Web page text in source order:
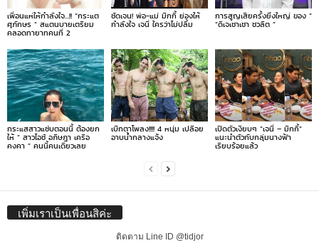
เพื่อนแห่ให้กำลังใจ…!! “กระแต
ศุภักษร ” สแตนบายเตรียม
คลอดทายาทคนที่ 2
ชัดเจน! พ่อ-แม่ มิกกี้ ย่องให้
กำลังใจ เจนี่ ใครว่าไม่ปลื้ม
การสูญเสียครั้งยิ่งใหญ่ ของ ”
“ดีเจเชาเชา ชวลิต ”
กระแสสาวแซ่บตอนนี้ ต้องยก
ให้ ” สาวไอซ์ อภิษฎา เครือ
คงคา ” คนนี้คนเดียวเลย
เบิกตาโพลง!!!! 4 หนุ่ม เปลือย
อาบน้ำกลางแจ้ง
เปิดตัวเงียบๆ “เจนี่ – มิกกี้”
แนะนำตัวกับกลุ่มนางฟ้า
เรียบร้อยแล้ว
เพิ่มเราเป็นเพื่อนสิค่ะ
ติดตาม Line ID @tidjor